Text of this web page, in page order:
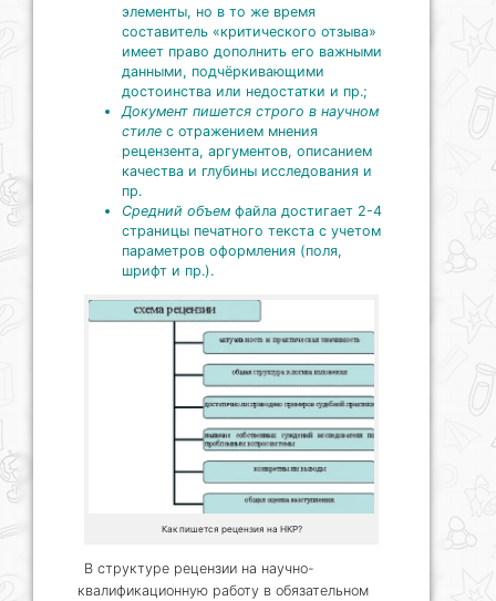
элементы, но в то же время
составитель «критического отзыва»
имеет право дополнить его важными
данными, подчёркивающими
достоинства или недостатки и пр.;
Документ пишется строго в научном
стиле с отражением мнения
рецензента, аргументов, описанием
качества и глубины исследования и
пр.
Средний объем файла достигает 2-4
страницы печатного текста с учетом
параметров оформления (поля,
шрифт и пр.).
Как пишется рецензия на НКР?
В структуре рецензии на научно-
квалификационную работу в обязательном